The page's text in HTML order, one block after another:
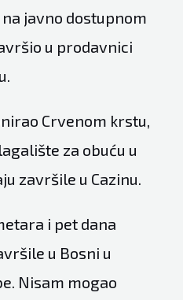
javno dostupnom
u prodavnici
Crvenom krstu,
za obuću u
završile u Cazinu.
i pet dana
u Bosni u
Nisam mogao